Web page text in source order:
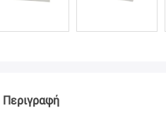
Περιγραφή